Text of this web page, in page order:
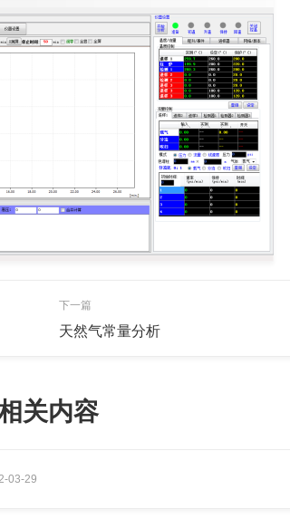
下一篇
天然气常量分析
关内容
03-29